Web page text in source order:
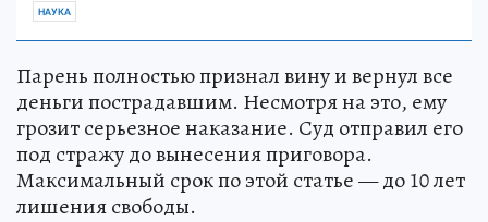
НАУКА
Парень полностью признал вину и вернул все
деньги пострадавшим. Несмотря на это, ему
грозит серьезное наказание. Суд отправил его
под стражу до вынесения приговора.
Максимальный срок по этой статье — до 10 лет
лишения свободы.